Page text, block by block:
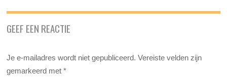
GEEF EEN REACTIE
Je e-mailadres wordt niet gepubliceerd. Vereiste velden zijn
gemarkeerd met*